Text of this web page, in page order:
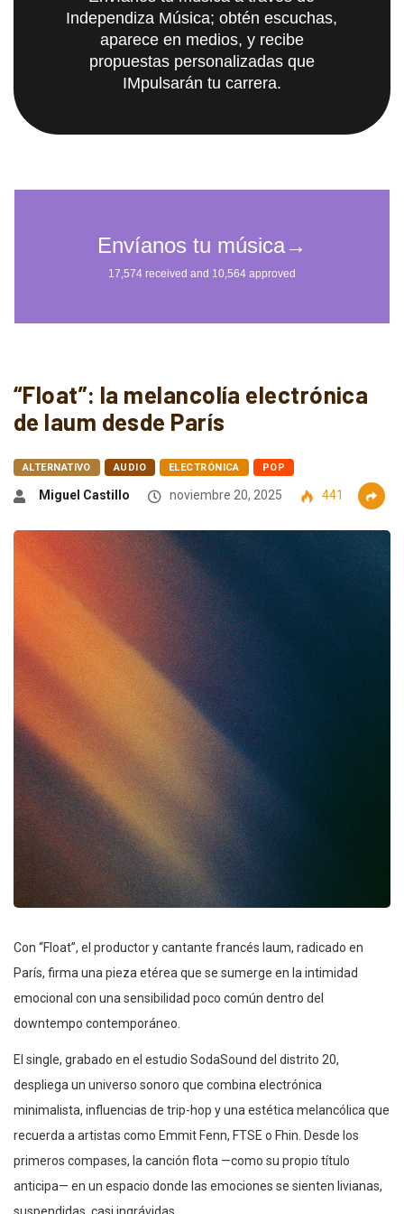
Independiza Música; obtén escuchas,
aparece en medios, y recibe
propuestas personalizadas que
IMpulsarán tu carrera.
“Float”: la melancolía electrónica
de laum desde París
ALTERNATIVO AUDIO ELECTRÓNICA POP
Miguel Castillo noviembre 20, 2025 441
Con “Float”, el productor y cantante francés laum, radicado en
París, firma una pieza etérea que se sumerge en la intimidad
emocional con una sensibilidad poco común dentro del
downtempo contemporáneo.
El single, grabado en el estudio SodaSound del distrito 20,
despliega un universo sonoro que combina electrónica
minimalista, influencias de trip-hop y una estética melancólica que
recuerda a artistas como Emmit Fenn, FTSE o Fhin. Desde los
primeros compases, la canción flota —como su propio título
anticipa— en un espacio donde las emociones se sienten livianas,